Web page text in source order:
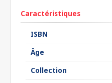
Caractéristiques
ISBN
Âge
Collection